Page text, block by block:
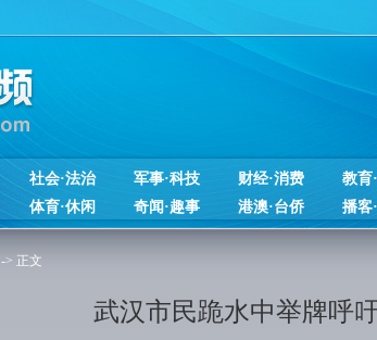
社会·法治 军事·科技 财经·消费
教育
体育·休闲 奇闻·趣事 港澳·台侨 播客
-> 正文
武汉市民跪水中举牌呼